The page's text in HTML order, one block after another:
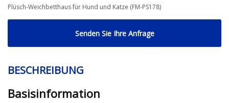
Plüsch-Weichbetthaus für Hund und Katze (FM-PS178)
Senden Sie Ihre Anfrage
BESCHREIBUNG
Basisinformation